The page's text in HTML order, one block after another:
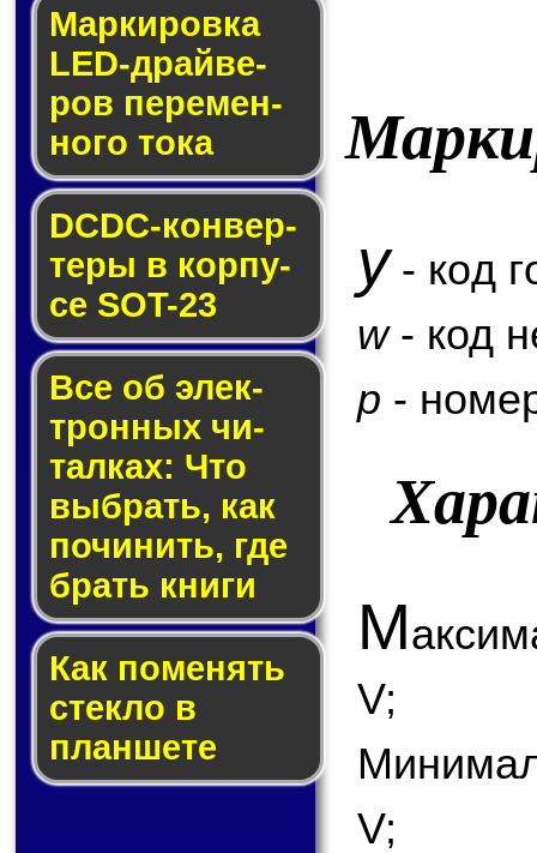
Маркировка
LED-драй­ве­
ров пе­ре­мен­
но­го то­ка
DCDC-кон­вер­
те­ры в кор­пу­
се SOT-23
Все об элек­
трон­ных чи­
тал­ках: Что
выб­рать, как
по­чи­нить, где
брать кни­ги
Как по­ме­нять
стек­ло в
планшете
y- код
w- код
p -
М
V;
V;